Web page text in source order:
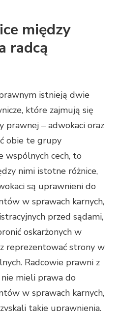
między
radcą
istnieją dwie
które zajmują się
prawnej – adwokaci oraz
obie te grupy
wspólnych cech, to
nimi istotne różnice,
są uprawnieni do
w sprawach karnych,
przed sądami,
oskarżonych w
reprezentować strony w
Radcowie prawni z
nie mieli prawa do
w sprawach karnych,
takie uprawnienia.